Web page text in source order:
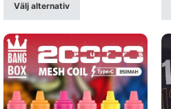
Välj alternativ